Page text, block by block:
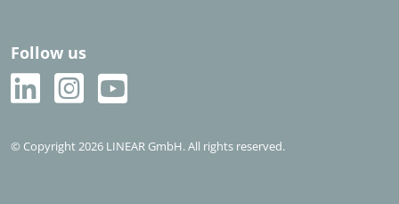
Follow us
© Copyright 2026 LINEAR GmbH. All rights reserved.